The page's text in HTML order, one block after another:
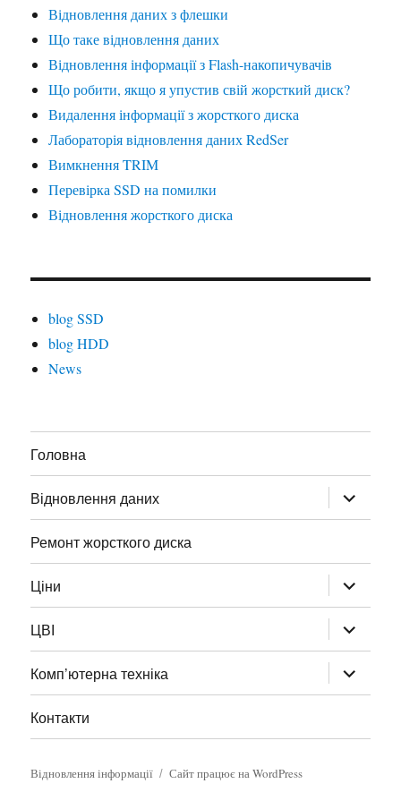
Відновлення даних з флешки
Що таке відновлення даних
Відновлення інформації з Flash-накопичувачів
Що робити, якщо я упустив свій жорсткий диск?
Видалення інформації з жорсткого диска
Лабораторія відновлення даних RedSer
Вимкнення TRIM
Перевірка SSD на помилки
Відновлення жорсткого диска
blog SSD
blog HDD
News
Головна
Відновлення даних
Ремонт жорсткого диска
Ціни
ЦВІ
Комп’ютерна техніка
Контакти
Відновлення інформації Сайт працює на WordPress